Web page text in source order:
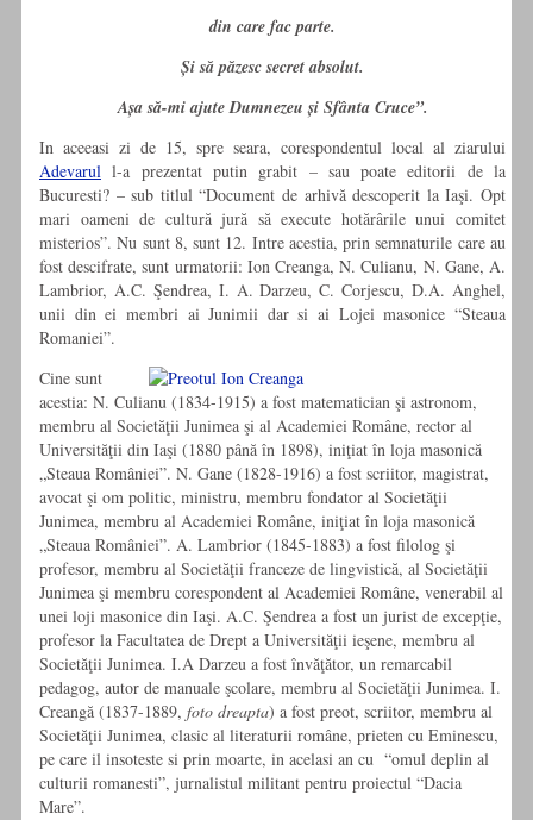
din care fac parte.
Și să păzesc secret absolut.
Așa să-mi ajute Dumnezeu și Sfânta Cruce”.
In aceeasi zi de 15, spre seara, corespondentul local al ziarului
Adevarul l-a prezentat putin grabit – sau poate editorii de la
Bucuresti? – sub titlul “Document de arhivă descoperit la Iaşi. Opt
mari oameni de cultură jură să execute hotărârile unui comitet
misterios”. Nu sunt 8, sunt 12. Intre acestia, prin semnaturile care au
fost descifrate, sunt urmatorii: Ion Creanga, N. Culianu, N. Gane, A.
Lambrior, A.C. Şendrea, I. A. Darzeu, C. Corjescu, D.A. Anghel,
unii din ei membri ai Junimii dar si ai Lojei masonice “Steaua
Romaniei”.
Cine sunt
acestia: N. Culianu (1834-1915) a fost matematician şi astronom,
membru al Societăţii Junimea şi al Academiei Române, rector al
Universităţii din Iaşi (1880 până în 1898), iniţiat în loja masonică
„Steaua României”. N. Gane (1828-1916) a fost scriitor, magistrat,
avocat şi om politic, ministru, membru fondator al Societăţii
Junimea, membru al Academiei Române, iniţiat în loja masonică
„Steaua României”. A. Lambrior (1845-1883) a fost filolog şi
profesor, membru al Societăţii franceze de lingvistică, al Societăţii
Junimea şi membru corespondent al Academiei Române, venerabil al
unei loji masonice din Iaşi. A.C. Şendrea a fost un jurist de excepţie,
profesor la Facultatea de Drept a Universităţii ieşene, membru al
Societăţii Junimea. I.A Darzeu a fost învăţător, un remarcabil
pedagog, autor de manuale şcolare, membru al Societăţii Junimea. I.
Creangă (1837-1889, foto dreapta) a fost preot, scriitor, membru al
Societăţii Junimea, clasic al literaturii române, prieten cu Eminescu,
pe care il insoteste si prin moarte, in acelasi an cu “omul deplin al
culturii romanesti”, jurnalistul militant pentru proiectul “Dacia
Mare”.